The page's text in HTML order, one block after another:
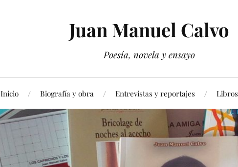
Juan Manuel Calvo
Poesía, novela y ensayo
Inicio Biografía y obra Entrevistas y reportajes Libros